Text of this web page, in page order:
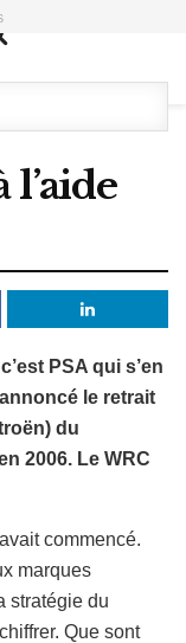
PSA qui s’en
le retrait
du
2006. Le WRC
commencé.
marques
stratégie du
Que sont